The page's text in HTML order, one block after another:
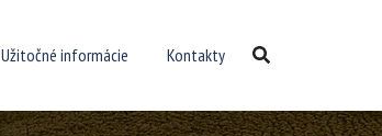
Užitočné informácie Kontakty